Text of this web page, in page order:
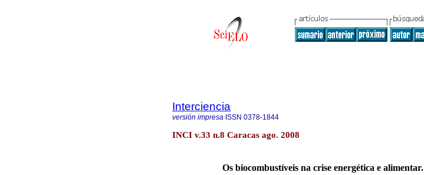
Interciencia
versión impresa ISSN 0378-1844
INCI v.33 n.8 Caracas ago. 2008
Os biocombustíveis na crise energética e alimentar.